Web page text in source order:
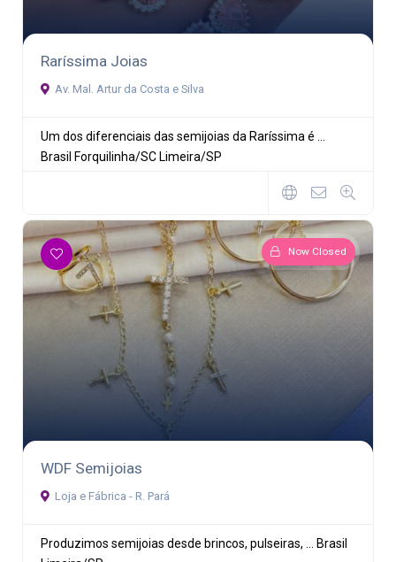
Raríssima Joias
Av. Mal. Artur da Costa e Silva
Um dos diferenciais das semijoias da Raríssima é ...
Brasil Forquilinha/SC Limeira/SP
Now Closed
WDF Semijoias
Loja e Fábrica - R. Pará
Produzimos semijoias desde brincos, pulseiras, ...
Brasil